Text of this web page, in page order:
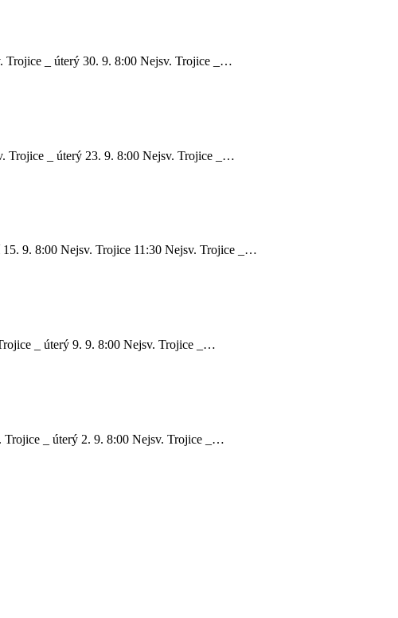
Trojice _ úterý 30. 9. 8:00 Nejsv. Trojice _…
Trojice _ úterý 23. 9. 8:00 Nejsv. Trojice _…
9. 8:00 Nejsv. Trojice 11:30 Nejsv. Trojice _…
_ úterý 9. 9. 8:00 Nejsv. Trojice _…
Trojice _ úterý 2. 9. 8:00 Nejsv. Trojice _…